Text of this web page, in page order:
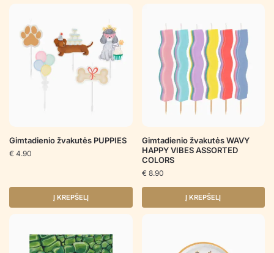
Gimtadienio žvakutės PUPPIES
€ 4.90
Į KREPŠELĮ
Gimtadienio žvakutės WAVY
HAPPY VIBES ASSORTED
COLORS
€ 8.90
Į KREPŠELĮ